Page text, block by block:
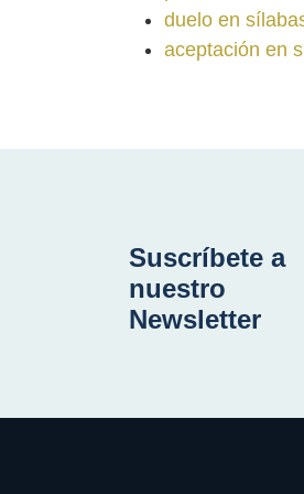
duelo en
aceptación en
Suscríbete a
nuestro
Newsletter